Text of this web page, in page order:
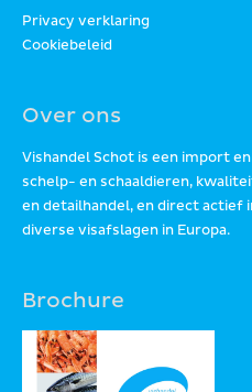
Privacy verklaring
Cookiebeleid
Over ons
Vishandel Schot is een import
schelp- en schaaldieren,
en detailhandel, en direct actief
diverse visafslagen in Europa.
Brochure